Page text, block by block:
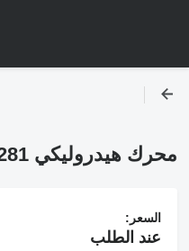
محرك هيدروليكي Stara 7990-4281
السعر:
عند الطلب